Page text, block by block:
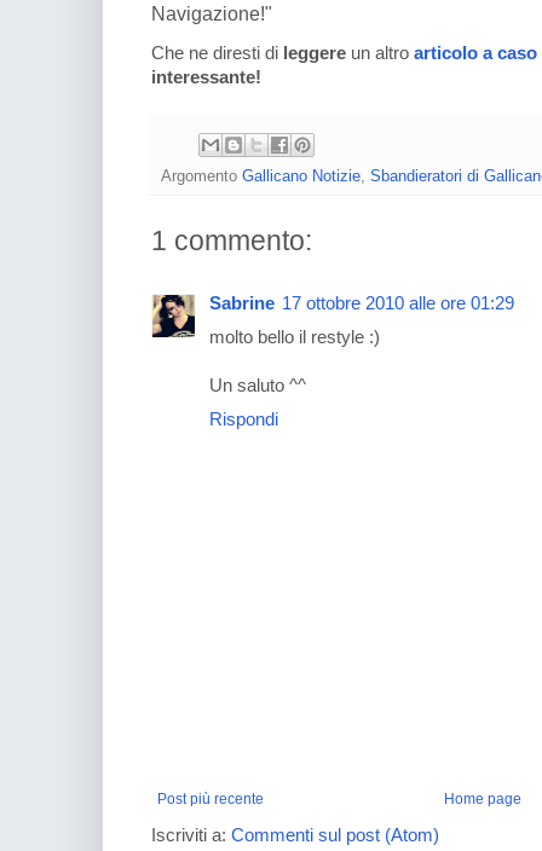
Navigazione!"
Che ne diresti di leggere un altro articolo a caso
interessante!
Argomento Gallicano Notizie Sbandieratori di
1 commento:
Sabrine 17 ottobre 2010 alle ore 01:29
molto bello il restyle :)
Un saluto ^^
Rispondi
Post più recente Home page
Iscriviti a: Commenti sul post (Atom)